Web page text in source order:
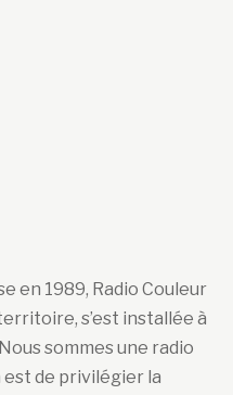
en 1989, Radio Couleur
s’est installée à
sommes une radio
de privilégier la